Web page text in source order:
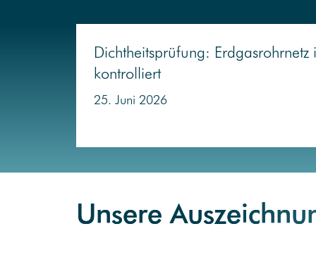
Dichtheitsprüfung:
kontrolliert
25. Juni 2026
Unsere